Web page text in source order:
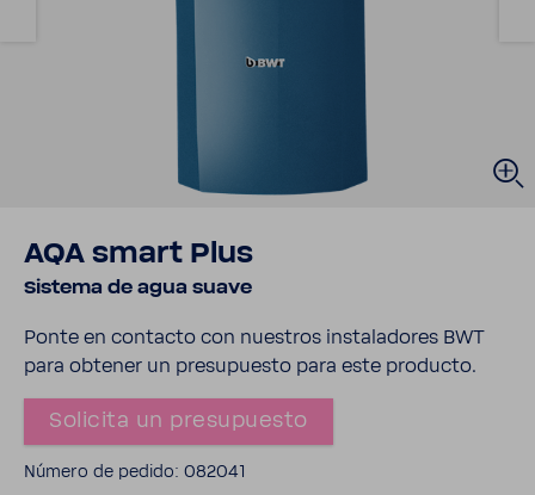
AQA smart Plus
Sistema de agua suave
Ponte en contacto con nues­tros insta­la­dores BWT
para obtener un presu­puesto para este producto.
Soli­cita un presu­puesto
Número de pedido: 082041